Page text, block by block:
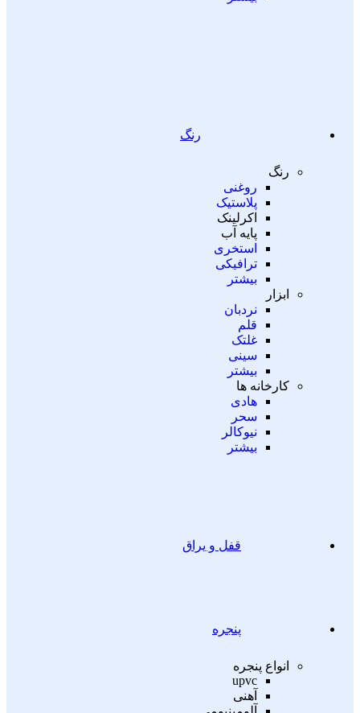
رنگ
رنگ
روغنی
پلاستیک
اکرلینک
پایه آب
استخری
ترافیکی
بیشتر
ابزار
نردبان
قلم
غلتک
سینی
بیشتر
کارخانه ها
هادی
سحر
نیوکالر
بیشتر
قفل و یراق
پنجره
انواع پنجره
upvc
آهنی